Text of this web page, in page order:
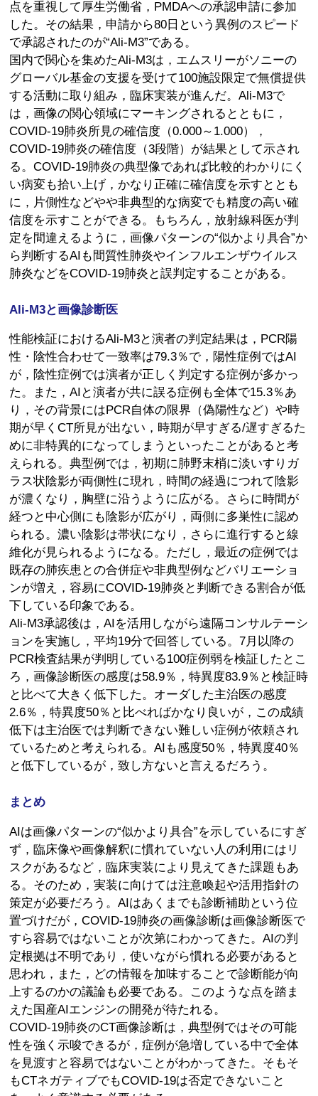
点を重視して厚生労働省，PMDAへの承認申請に参加
した。その結果，申請から80日という異例のスピード
で承認されたのが“Ali-M3”である。
国内で関心を集めたAli-M3は，エムスリーがソニーの
グローバル基金の支援を受けて100施設限定で無償提供
する活動に取り組み，臨床実装が進んだ。Ali-M3で
は，画像の関心領域にマーキングされるとともに，
COVID-19肺炎所見の確信度（0.000～1.000），
COVID-19肺炎の確信度（3段階）が結果として示され
る。COVID-19肺炎の典型像であれば比較的わかりにく
い病変も拾い上げ，かなり正確に確信度を示すととも
に，片側性などやや非典型的な病変でも精度の高い確
信度を示すことができる。もちろん，放射線科医が判
定を間違えるように，画像パターンの“似かより具合”か
ら判断するAIも間質性肺炎やインフルエンザウイルス
肺炎などをCOVID-19肺炎と誤判定することがある。
Ali-M3と画像診断医
性能検証におけるAli-M3と演者の判定結果は，PCR陽
性・陰性合わせて一致率は79.3％で，陽性症例ではAI
が，陰性症例では演者が正しく判定する症例が多かっ
た。また，AIと演者が共に誤る症例も全体で15.3％あ
り，その背景にはPCR自体の限界（偽陽性など）や時
期が早くCT所見が出ない，時期が早すぎる/遅すぎるた
めに非特異的になってしまうといったことがあると考
えられる。典型例では，初期に肺野末梢に淡いすりガ
ラス状陰影が両側性に現れ，時間の経過につれて陰影
が濃くなり，胸壁に沿うように広がる。さらに時間が
経つと中心側にも陰影が広がり，両側に多巣性に認め
られる。濃い陰影は帯状になり，さらに進行すると線
維化が見られるようになる。ただし，最近の症例では
既存の肺疾患との合併症や非典型例などバリエーショ
ンが増え，容易にCOVID-19肺炎と判断できる割合が低
下している印象である。
Ali-M3承認後は，AIを活用しながら遠隔コンサルテーシ
ョンを実施し，平均19分で回答している。7月以降の
PCR検査結果が判明している100症例弱を検証したとこ
ろ，画像診断医の感度は58.9％，特異度83.9％と検証時
と比べて大きく低下した。オーダした主治医の感度
2.6％，特異度50％と比べればかなり良いが，この成績
低下は主治医では判断できない難しい症例が依頼され
ているためと考えられる。AIも感度50％，特異度40％
と低下しているが，致し方ないと言えるだろう。
まとめ
AIは画像パターンの“似かより具合”を示しているにすぎ
ず，臨床像や画像解釈に慣れていない人の利用にはリ
スクがあるなど，臨床実装により見えてきた課題もあ
る。そのため，実装に向けては注意喚起や活用指針の
策定が必要だろう。AIはあくまでも診断補助という位
置づけだが，COVID-19肺炎の画像診断は画像診断医で
すら容易ではないことが次第にわかってきた。AIの判
定根拠は不明であり，使いながら慣れる必要があると
思われ，また，どの情報を加味することで診断能が向
上するのかの議論も必要である。このような点を踏ま
えた国産AIエンジンの開発が待たれる。
COVID-19肺炎のCT画像診断は，典型例ではその可能
性を強く示唆できるが，症例が急増している中で全体
を見渡すと容易ではないことがわかってきた。そもそ
もCTネガティブでもCOVID-19は否定できないこと